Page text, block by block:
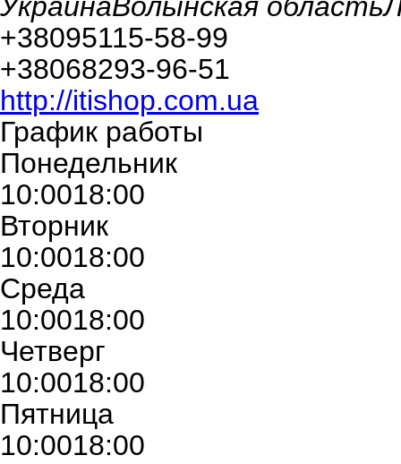
+38095115-58-99
+38068293-96-51
http://itishop.com.ua
График работы
Понедельник
10:0018:00
Вторник
10:0018:00
Среда
10:0018:00
Четверг
10:0018:00
Пятница
10:0018:00